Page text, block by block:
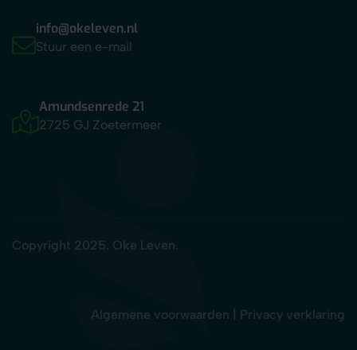
info@okeleven.nl
Stuur een e-mail
Amundsenrede 21
2725 GJ Zoetermeer
Copyright 2025. Oke Leven.
Algemene voorwaarden Privacy verklaring